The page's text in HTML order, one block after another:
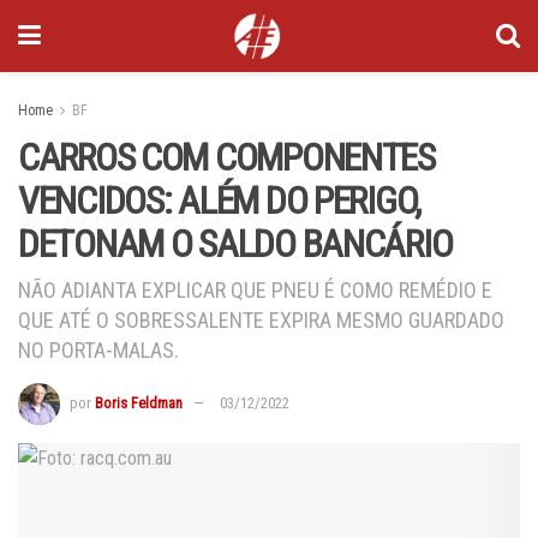
Home BF
CARROS COM COMPONENTES
VENCIDOS: ALÉM DO PERIGO,
DETONAM O SALDO BANCÁRIO
NÃO ADIANTA EXPLICAR QUE PNEU É COMO REMÉDIO E
QUE ATÉ O SOBRESSALENTE EXPIRA MESMO GUARDADO
NO PORTA-MALAS.
por Boris Feldman 03/12/2022